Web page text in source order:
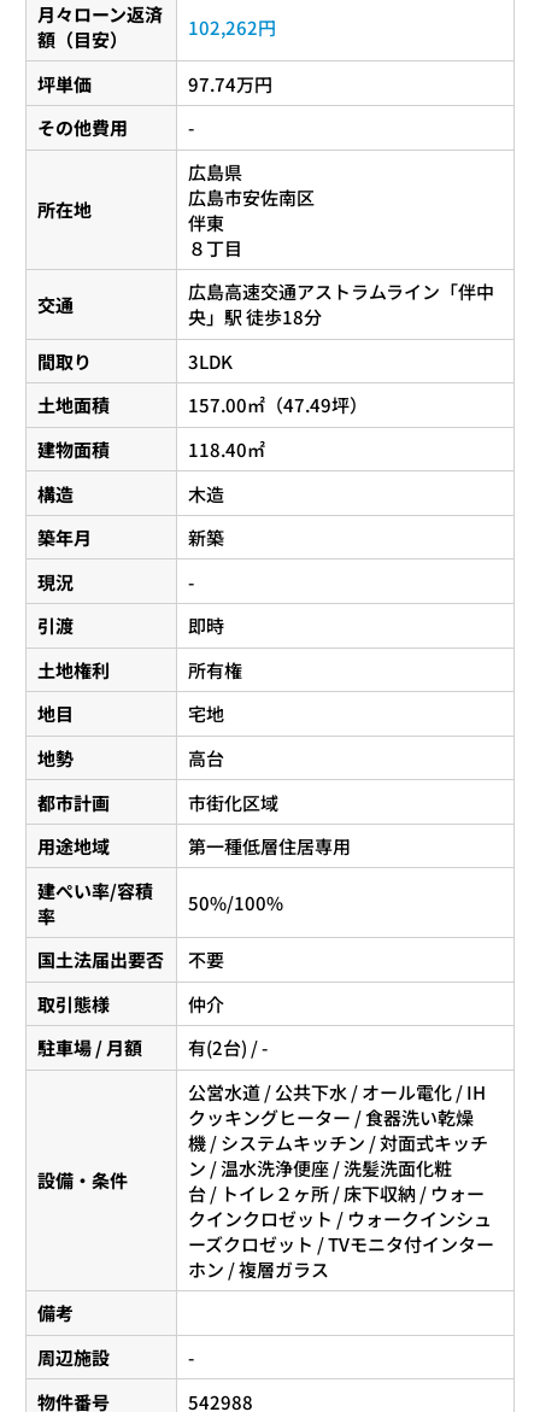
月々ローン返済
額（目安）
102,262円
坪単価
97.74万円
その他費用
-
所在地
広島県
広島市安佐南区
伴東
８丁目
交通 広島高速交通アストラムライン 「伴中
央」駅 徒歩18分
間取り
3LDK
土地面積
157.00㎡（47.49坪）
建物面積
118.40㎡
構造
木造
築年月
新築
現況
-
引渡
即時
土地権利
所有権
地目
宅地
地勢
高台
都市計画
市街化区域
用途地域
第一種低層住居専用
建ぺい率/容積
率
50%/100%
国土法届出要否
不要
取引態様
仲介
駐車場 / 月額
有(2台) / -
設備・条件
公営水道 / 公共下水 / オール電化 / IH
クッキングヒーター / 食器洗い乾燥
機 / システムキッチン / 対面式キッチ
ン / 温水洗浄便座 / 洗髪洗面化粧
台 / トイレ２ヶ所 / 床下収納 / ウォー
クインクロゼット / ウォークインシュ
ーズクロゼット / TVモニタ付インター
ホン / 複層ガラス
備考
周辺施設
-
物件番号
542988